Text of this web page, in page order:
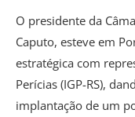
O presidente da
Caputo, esteve em
estratégica com
Perícias (IGP-RS),
implantação de um